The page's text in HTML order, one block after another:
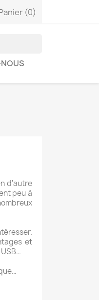
(0)
d'autre
peu à
et